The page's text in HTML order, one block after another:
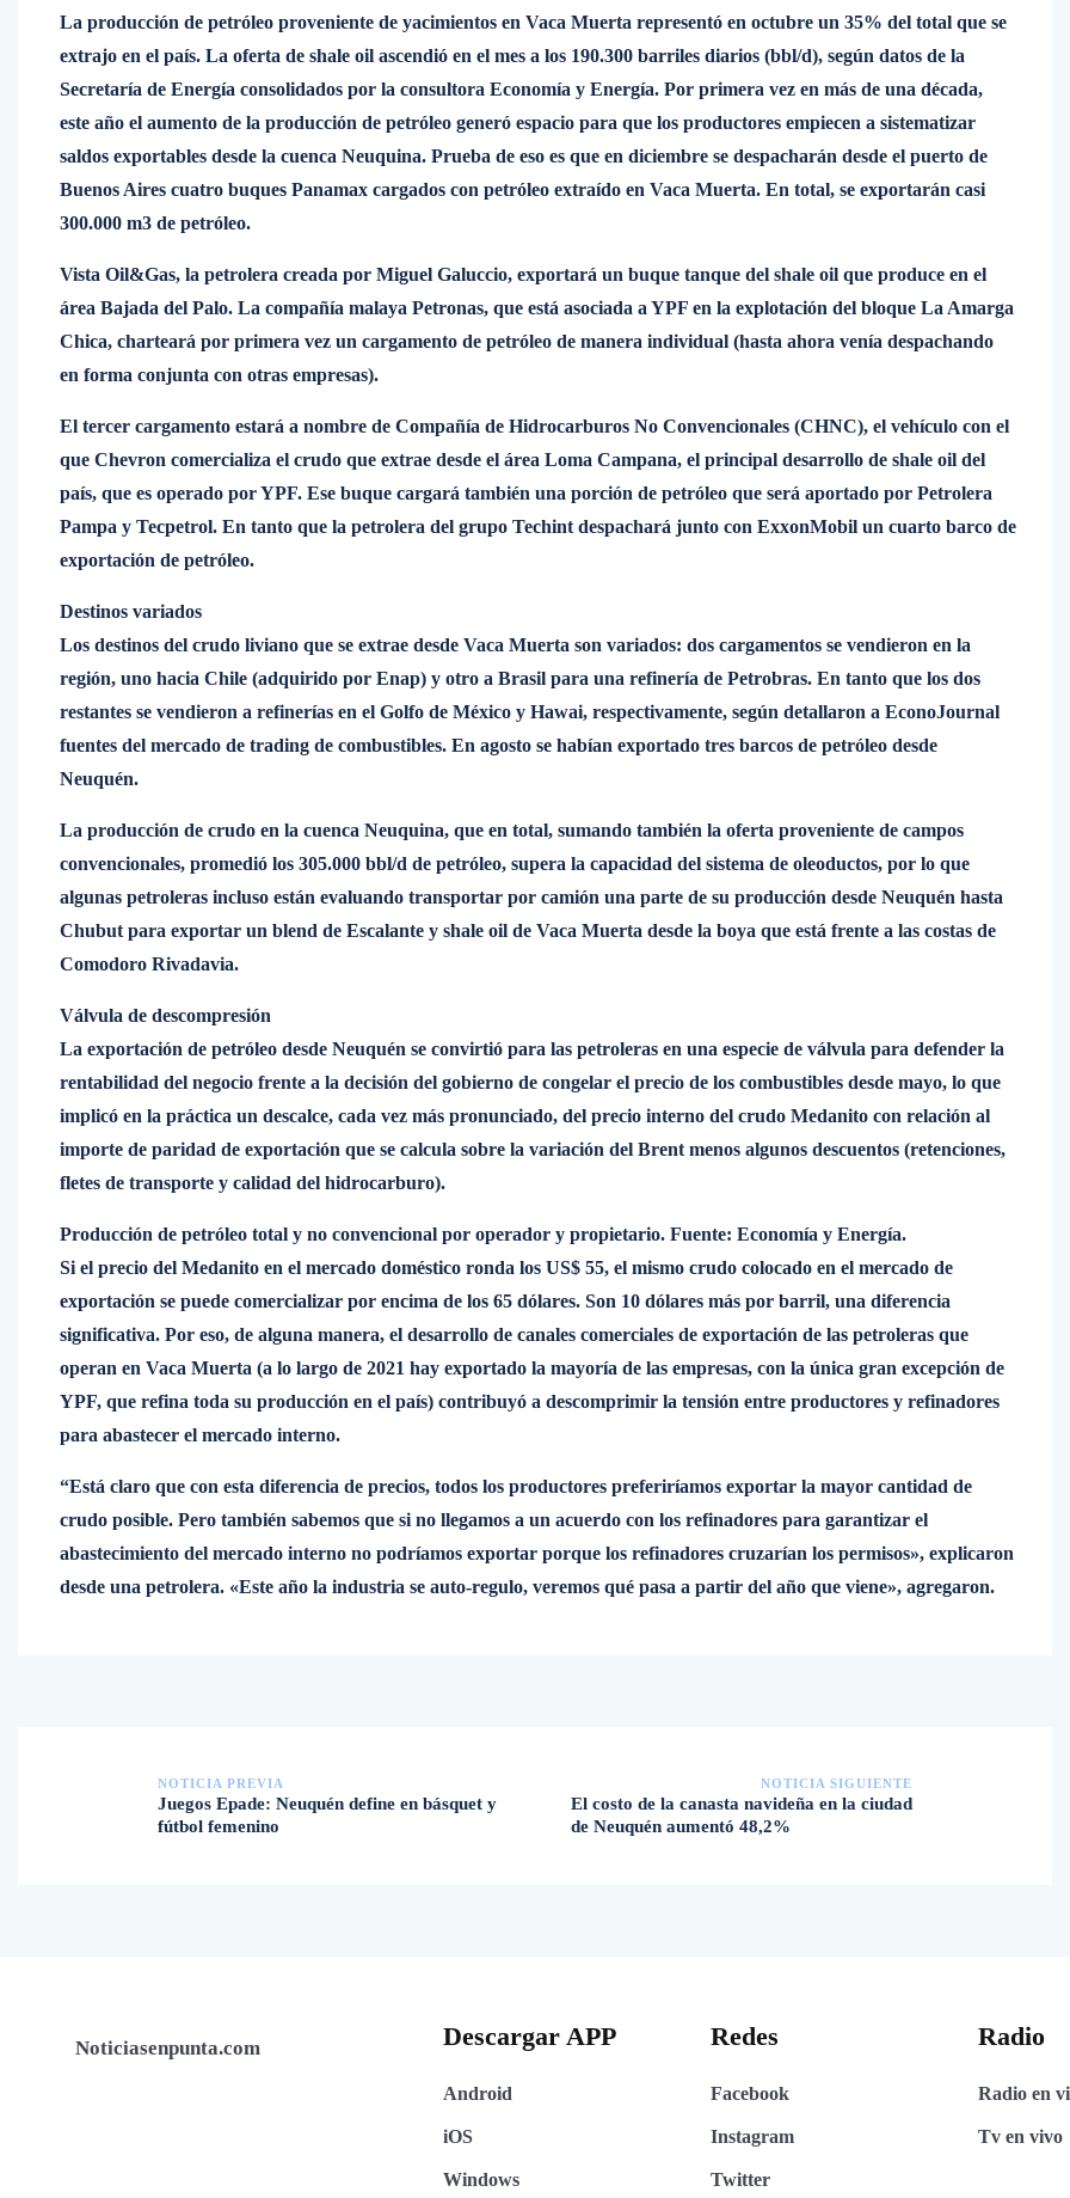
La producción de petróleo proveniente de yacimientos en Vaca Muerta representó en octubre un 35% del total que se
extrajo en el país. La oferta de shale oil ascendió en el mes a los 190.300 barriles diarios (bbl/d), según datos de la
Secretaría de Energía consolidados por la consultora Economía y Energía. Por primera vez en más de una década,
este año el aumento de la producción de petróleo generó espacio para que los productores empiecen a sistematizar
saldos exportables desde la cuenca Neuquina. Prueba de eso es que en diciembre se despacharán desde el puerto de
Buenos Aires cuatro buques Panamax cargados con petróleo extraído en Vaca Muerta. En total, se exportarán casi
300.000 m3 de petróleo.
Vista Oil&Gas, la petrolera creada por Miguel Galuccio, exportará un buque tanque del shale oil que produce en el
área Bajada del Palo. La compañía malaya Petronas, que está asociada a YPF en la explotación del bloque La Amarga
Chica, charteará por primera vez un cargamento de petróleo de manera individual (hasta ahora venía despachando
en forma conjunta con otras empresas).
El tercer cargamento estará a nombre de Compañía de Hidrocarburos No Convencionales (CHNC), el vehículo con el
que Chevron comercializa el crudo que extrae desde el área Loma Campana, el principal desarrollo de shale oil del
país, que es operado por YPF. Ese buque cargará también una porción de petróleo que será aportado por Petrolera
Pampa y Tecpetrol. En tanto que la petrolera del grupo Techint despachará junto con ExxonMobil un cuarto barco de
exportación de petróleo.
Destinos variados
Los destinos del crudo liviano que se extrae desde Vaca Muerta son variados: dos cargamentos se vendieron en la
región, uno hacia Chile (adquirido por Enap) y otro a Brasil para una refinería de Petrobras. En tanto que los dos
restantes se vendieron a refinerías en el Golfo de México y Hawai, respectivamente, según detallaron a EconoJournal
fuentes del mercado de trading de combustibles. En agosto se habían exportado tres barcos de petróleo desde
Neuquén.
La producción de crudo en la cuenca Neuquina, que en total, sumando también la oferta proveniente de campos
convencionales, promedió los 305.000 bbl/d de petróleo, supera la capacidad del sistema de oleoductos, por lo que
algunas petroleras incluso están evaluando transportar por camión una parte de su producción desde Neuquén hasta
Chubut para exportar un blend de Escalante y shale oil de Vaca Muerta desde la boya que está frente a las costas de
Comodoro Rivadavia.
Válvula de descompresión
La exportación de petróleo desde Neuquén se convirtió para las petroleras en una especie de válvula para defender la
rentabilidad del negocio frente a la decisión del gobierno de congelar el precio de los combustibles desde mayo, lo que
implicó en la práctica un descalce, cada vez más pronunciado, del precio interno del crudo Medanito con relación al
importe de paridad de exportación que se calcula sobre la variación del Brent menos algunos descuentos (retenciones,
fletes de transporte y calidad del hidrocarburo).
Producción de petróleo total y no convencional por operador y propietario. Fuente: Economía y Energía.
Si el precio del Medanito en el mercado doméstico ronda los US$ 55, el mismo crudo colocado en el mercado de
exportación se puede comercializar por encima de los 65 dólares. Son 10 dólares más por barril, una diferencia
significativa. Por eso, de alguna manera, el desarrollo de canales comerciales de exportación de las petroleras que
operan en Vaca Muerta (a lo largo de 2021 hay exportado la mayoría de las empresas, con la única gran excepción de
YPF, que refina toda su producción en el país) contribuyó a descomprimir la tensión entre productores y refinadores
para abastecer el mercado interno.
“Está claro que con esta diferencia de precios, todos los productores preferiríamos exportar la mayor cantidad de
crudo posible. Pero también sabemos que si no llegamos a un acuerdo con los refinadores para garantizar el
abastecimiento del mercado interno no podríamos exportar porque los refinadores cruzarían los permisos», explicaron
desde una petrolera. «Este año la industria se auto-regulo, veremos qué pasa a partir del año que viene», agregaron.
NOTICIA PREVIA
Juegos Epade: Neuquén define en básquet y
fútbol femenino
NOTICIA SIGUIENTE
El costo de la canasta navideña en la ciudad
de Neuquén aumentó 48,2%
Noticiasenpunta.com Descargar APP
Android
iOS
Windows
Redes
Facebook
Instagram
Twitter
Radio
Radio en
Tv en vivo